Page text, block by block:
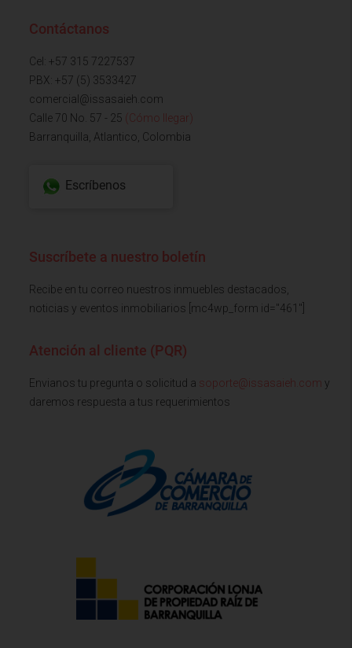
Contáctanos
Cel: +57 315 7227537
PBX: +57 (5) 3533427
comercial@issasaieh.com
Calle 70 No. 57 - 25 (Cómo llegar)
Barranquilla, Atlantico, Colombia
Escríbenos
Suscríbete a nuestro boletín
Recibe en tu correo nuestros inmuebles destacados,
noticias y eventos inmobiliarios [mc4wp_form id="461"]
Atención al cliente (PQR)
Envianos tu pregunta o solicitud a soporte@issasaieh.com y
daremos respuesta a tus requerimientos